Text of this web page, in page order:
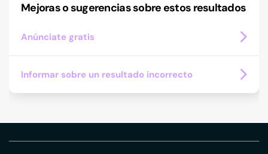
Mejoras o sugerencias sobre estos resultados
Anúnciate gratis
Informar sobre un resultado incorrecto